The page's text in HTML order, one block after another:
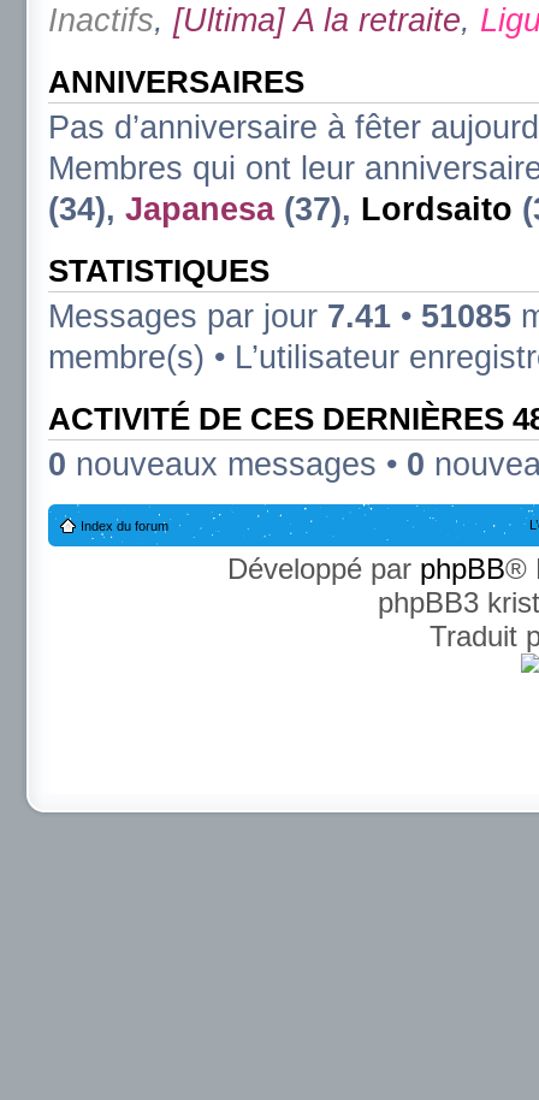
Inactifs, [Ultima] A la retraite,
ANNIVERSAIRES
Pas d’anniversaire à fêter
Membres qui ont leur
(34), Japanesa(37), Lordsaito
STATISTIQUES
Messages par jour 7.41 • 51085
membre(s) • L’utilisateur
ACTIVITÉ DE CES DERNIÈRES
0 nouveaux messages • 0
Index du forum
Développé par phpBB®
phpBB3
Traduit